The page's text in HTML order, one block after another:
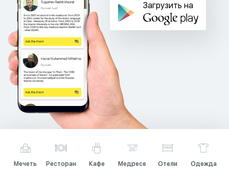
Загрузить на
Мечеть Ресторан Кафе Медресе Отели Одежда